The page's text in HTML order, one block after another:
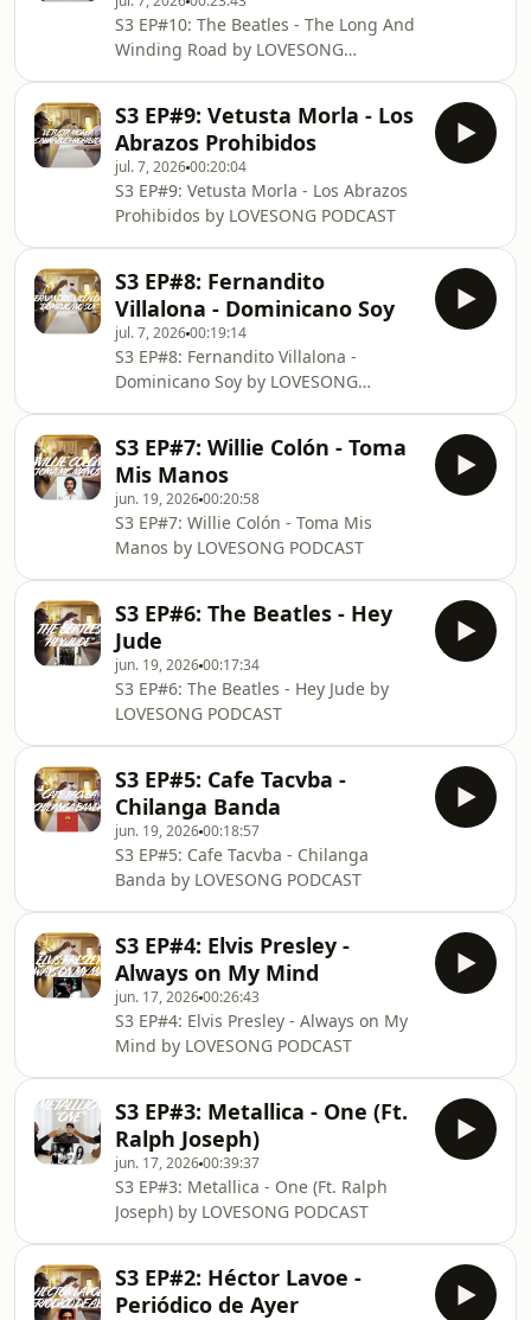
S3 EP#10: The Beatles - The Long And
Winding Road by LOVESONG
S3 EP#9: Vetusta Morla - Los
Abrazos Prohibidos
jul. 7, 202600:20:04
S3 EP#9: Vetusta Morla - Los Abrazos
Prohibidos by LOVESONG PODCAST
S3 EP#8: Fernandito
Villalona - Dominicano Soy
jul. 7, 202600:19:14
S3 EP#8: Fernandito Villalona -
Dominicano Soy by LOVESONG
S3 EP#7: Willie Colón - Toma
Mis Manos
jun. 19, 202600:20:58
S3 EP#7: Willie Colón - Toma Mis
Manos by LOVESONG PODCAST
S3 EP#6: The Beatles - Hey
Jude
jun. 19, 202600:17:34
S3 EP#6: The Beatles - Hey Jude by
LOVESONG PODCAST
S3 EP#5: Cafe Tacvba -
Chilanga Banda
jun. 19, 202600:18:57
S3 EP#5: Cafe Tacvba - Chilanga
Banda by LOVESONG PODCAST
S3 EP#4: Elvis Presley -
Always on My Mind
jun. 17, 202600:26:43
S3 EP#4: Elvis Presley - Always on My
Mind by LOVESONG PODCAST
S3 EP#3: Metallica - One (Ft.
Ralph Joseph)
jun. 17, 202600:39:37
S3 EP#3: Metallica - One (Ft. Ralph
Joseph) by LOVESONG PODCAST
S3 EP#2: Héctor Lavoe -
Periódico de Ayer